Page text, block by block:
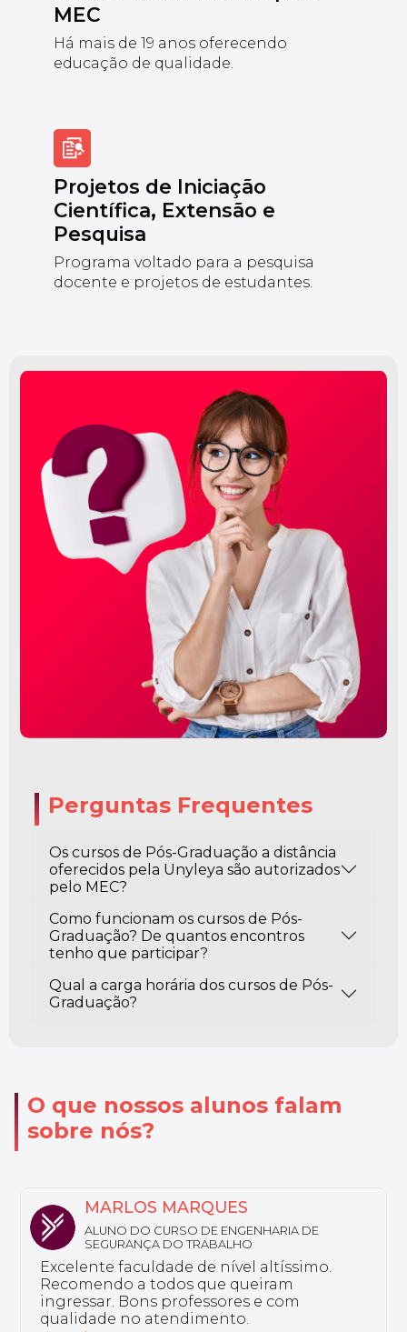
MEC
Há mais de 19 anos oferecendo
educação de qualidade.
Projetos de Iniciação
Científica, Extensão e
Pesquisa
Programa voltado para a pesquisa
docente e projetos de estudantes.
Perguntas Frequentes
Os cursos de Pós-Graduação a distância
oferecidos pela Unyleya são autorizados
pelo MEC?
Como funcionam os cursos de Pós-
Graduação? De quantos encontros
tenho que participar?
Qual a carga horária dos cursos de Pós-
Graduação?
O que nossos alunos falam
sobre nós?
MARLOS MARQUES
ALUNO DO CURSO DE ENGENHARIA DE
SEGURANÇA DO TRABALHO
Excelente faculdade de nível altíssimo.
Recomendo a todos que queiram
ingressar. Bons professores e com
qualidade no atendimento.